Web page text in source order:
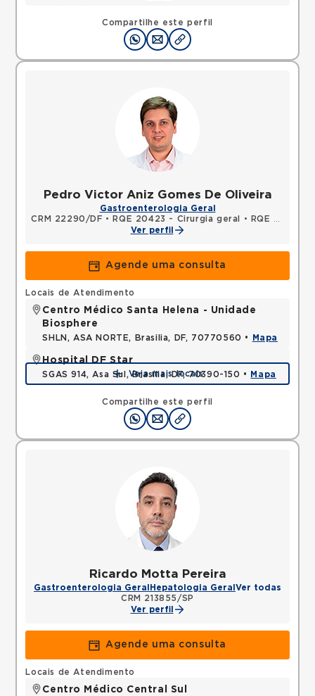
Compartilhe este perfil
Pedro Victor Aniz Gomes De Oliveira
Gastroenterologia Geral
CRM 22290/DF • RQE 20423 - Cirurgia geral •
RQE 20424 - Endoscopia
Ver perfil
Agende uma consulta
Compartilhe este perfil
Locais de Atendimento
Centro Médico Santa Helena - Unidade
Biosphere
SHLN, ASA NORTE, Brasilia, DF, 70770560 • Mapa
Hospital DF Star
SGAS 914, Asa Sul, Brasília, DF, 70390-150 • Mapa
Veja mais locais
Ricardo Motta Pereira
Gastroenterologia Geral Hepatologia Geral Ver todas
CRM 213855/SP
Ver perfil
Agende uma consulta
Locais de Atendimento
Centro Médico Central Sul